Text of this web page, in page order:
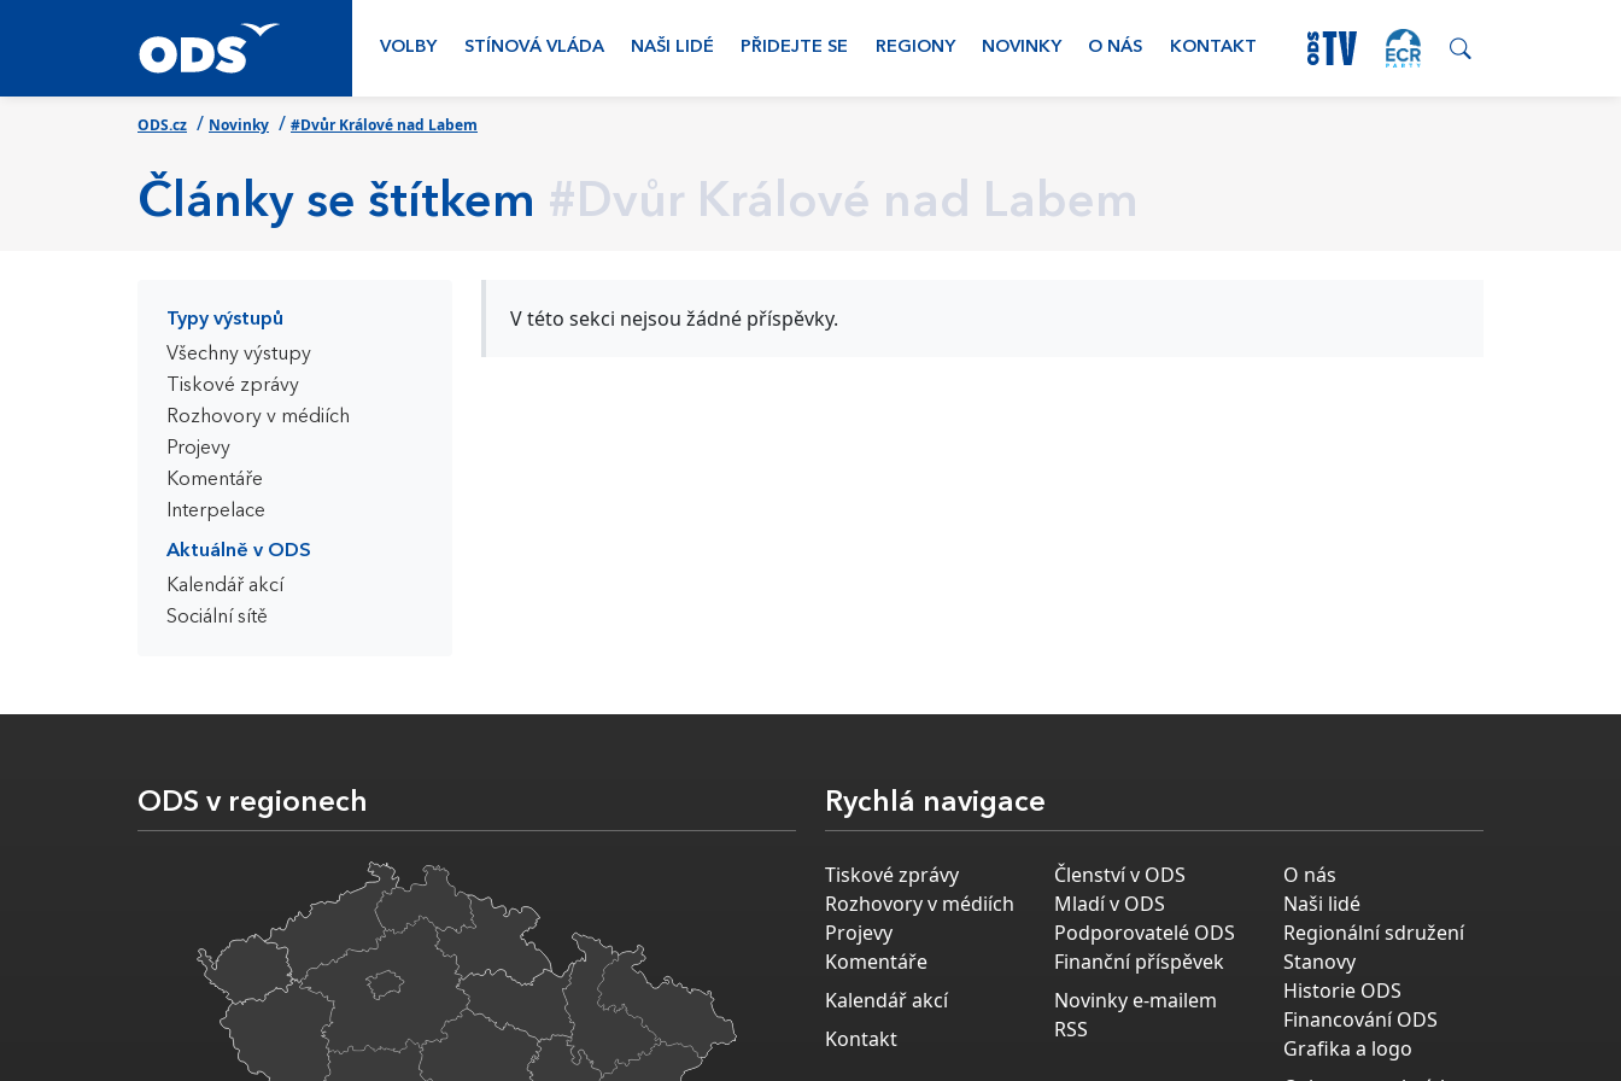
VOLBY STÍNOVÁ VLÁDA NAŠI LIDÉ PŘIDEJTE SE REGIONY NOVINKY O NÁS KONTAKT
ODS.cz / Novinky / #Dvůr Králové nad Labem
Články se štítkem #Dvůr Králové nad Labem
Typy výstupů
Všechny výstupy
Tiskové zprávy
Rozhovory v médiích
Projevy
Komentáře
Interpelace
Aktuálně v ODS
Kalendář akcí
Sociální sítě
V této sekci nejsou žádné příspěvky.
ODS v regionech Rychlá navigace
Tiskové zprávy
Rozhovory v médiích
Projevy
Komentáře
Kalendář akcí
Kontakt
Členství v ODS
Mladí v ODS
Podporovatelé ODS
Finanční příspěvek
Novinky e-mailem
RSS
O nás
Naši lidé
Regionální sdružení
Stanovy
Historie ODS
Financování ODS
Grafika a logo